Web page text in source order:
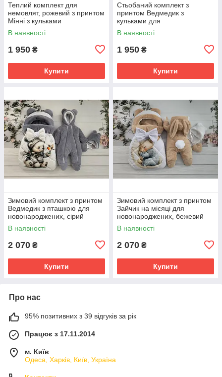
Теплий комплект для
немовлят, рожевий з принтом
Мінні з кульками
В наявності
1 950 ₴
Купити
Стьобаний комплект з
принтом Ведмедик з
кульками для
новонароджених, білий
В наявності
1 950 ₴
Купити
Зимовий комплект з принтом
Ведмедик з пташкою для
новонароджених, сірий
В наявності
2 070 ₴
Купити
Зимовий комплект з принтом
Зайчик на місяці для
новонароджених, бежевий
В наявності
2 070 ₴
Купити
Про нас
95% позитивних з 39 відгуків за рік
Працює з 17.11.2014
м. Київ
Одеса, Харків, Київ, Україна